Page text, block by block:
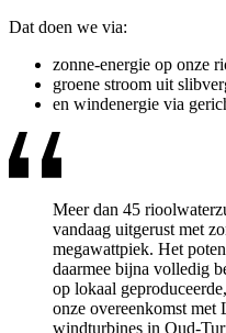
Dat doen we via:
zonne-energie op onze
groene stroom uit
en windenergie via
Meer dan 45
vandaag uitgerust met
megawattpiek. Het
daarmee bijna volledig
op lokaal
onze overeenkomst met
windturbines in Oud-